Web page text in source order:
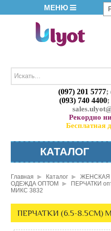
МЕНЮ
(097) 201 5777;
(093) 740 4400
Рекордно
Бесплатная
КАТАЛОГ
Главная Каталог ЖЕНСКАЯ
ОДЕЖДА ОПТОМ
ПЕРЧАТКИ
МИКС 3832
ПЕРЧАТКИ (6.5-8.5СМ)